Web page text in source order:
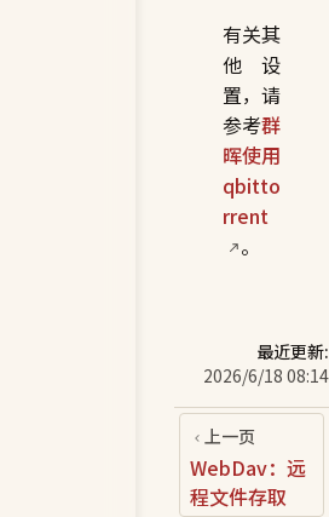
有关其
他设
置，请
参考群
晖使用
qbitto
rrent
。
最近更新:
2026/6/18 08:14
上一页
WebDav：远
程文件存取